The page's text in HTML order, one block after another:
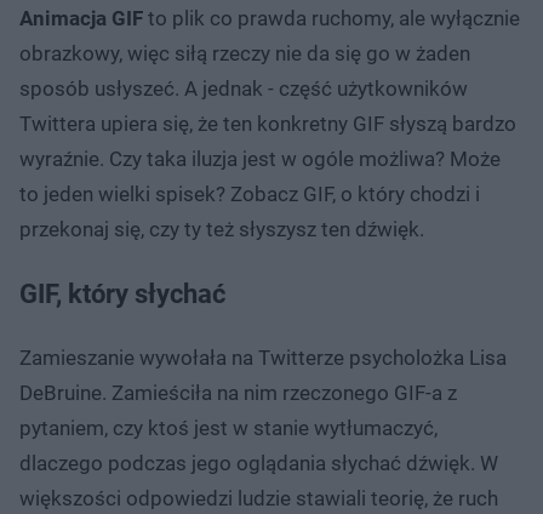
Animacja GIF to plik co prawda ruchomy, ale wyłącznie
obrazkowy, więc siłą rzeczy nie da się go w żaden
sposób usłyszeć. A jednak - część użytkowników
Twittera upiera się, że ten konkretny GIF słyszą bardzo
wyraźnie. Czy taka iluzja jest w ogóle możliwa? Może
to jeden wielki spisek? Zobacz GIF, o który chodzi i
przekonaj się, czy ty też słyszysz ten dźwięk.
GIF, który słychać
Zamieszanie wywołała na Twitterze psycholożka Lisa
DeBruine. Zamieściła na nim rzeczonego GIF-a z
pytaniem, czy ktoś jest w stanie wytłumaczyć,
dlaczego podczas jego oglądania słychać dźwięk. W
większości odpowiedzi ludzie stawiali teorię, że ruch